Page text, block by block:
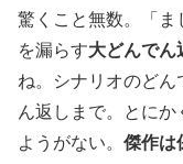
驚くこと無数。「ま
を漏らす大どんでん
ね。シナリオのど
ん返しまで。とに
ようがない。 傑作は